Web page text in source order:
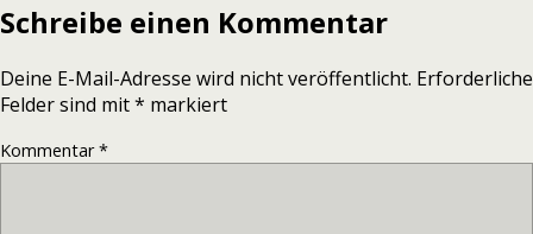
Schreibe einen Kommentar
Deine E-Mail-Adresse wird nicht veröffentlicht. Erforderliche
Felder sind mit* markiert
Kommentar*